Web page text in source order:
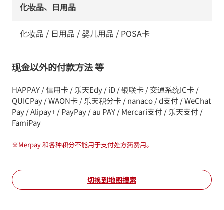
化妆品、日用品
化妆品 / 日用品 / 婴儿用品 / POSA卡
现金以外的付款方法 等
HAPPAY / 信用卡 / 乐天Edy / iD / 银联卡 / 交通系统IC卡 /
QUICPay / WAON卡 / 乐天积分卡 / nanaco / d支付 / WeChat
Pay / Alipay+ / PayPay / au PAY / Mercari支付 / 乐天支付 /
FamiPay
※Merpay 和各种积分不能用于支付处方药费用。
切换到地图搜索